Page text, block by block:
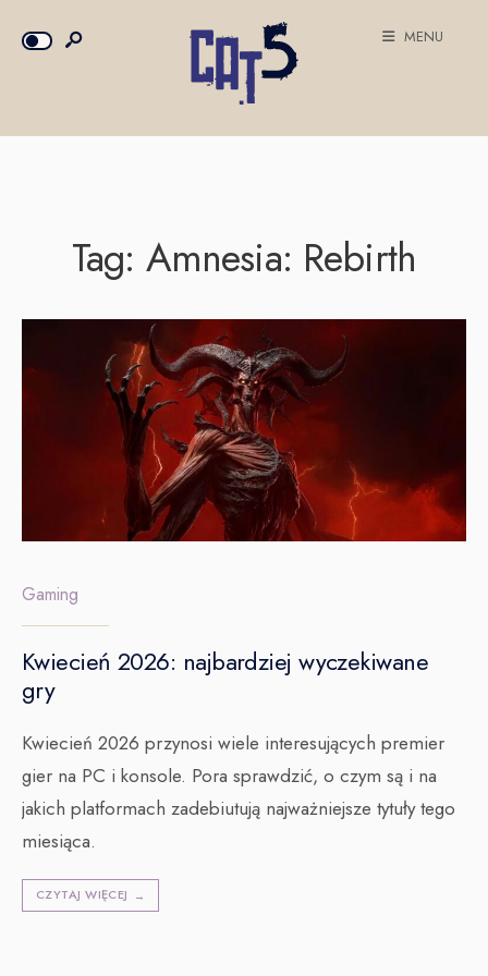
MENU
Tag: Amnesia: Rebirth
Gaming
Kwiecień 2026: najbardziej wyczekiwane
gry
Kwiecień 2026 przynosi wiele interesujących premier
gier na PC i konsole. Pora sprawdzić, o czym są i na
jakich platformach zadebiutują najważniejsze tytuły tego
miesiąca.
CZYTAJ WIĘCEJ →